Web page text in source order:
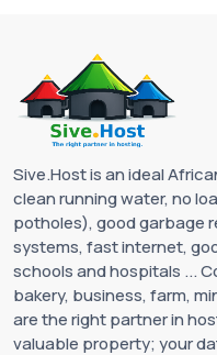
Sive.Host is an ideal
clean running water, no
potholes), good garbage
systems, fast internet,
schools and hospitals ...
bakery, business, farm,
are the right partner in
valuable property; your